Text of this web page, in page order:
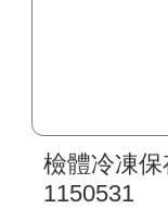
檢體冷凍
1150531